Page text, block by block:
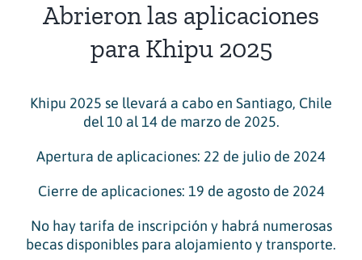
Abrieron las aplicaciones
para Khipu 2025
Khipu 2025 se llevará a cabo en Santiago, Chile
del 10 al 14 de marzo de 2025.
Apertura de aplicaciones: 22 de julio de 2024
Cierre de aplicaciones: 19 de agosto de 2024
No hay tarifa de inscripción y habrá numerosas
becas disponibles para alojamiento y transporte.